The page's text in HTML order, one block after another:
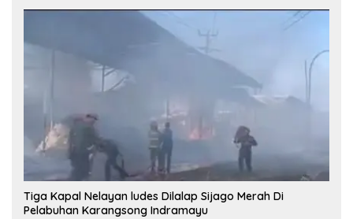
Tiga Kapal Nelayan ludes Dilalap Sijago Merah Di
Pelabuhan Karangsong Indramayu